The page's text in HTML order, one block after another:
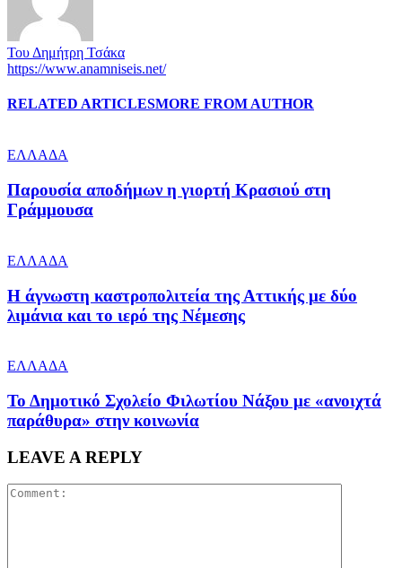
Του Δημήτρη Τσάκα
https://www.anamniseis.net/
RELATED ARTICLESMORE FROM AUTHOR
ΕΛΛΑΔΑ
Παρουσία αποδήμων η γιορτή Κρασιού στη
Γράμμουσα
ΕΛΛΑΔΑ
Η άγνωστη καστροπολιτεία της Αττικής με δύο
λιμάνια και το ιερό της Νέμεσης
ΕΛΛΑΔΑ
Το Δημοτικό Σχολείο Φιλωτίου Νάξου με «ανοιχτά
παράθυρα» στην κοινωνία
LEAVE A REPLY